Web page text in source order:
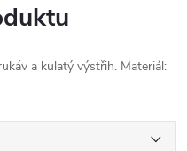
a kulatý výstřih. Materiál: